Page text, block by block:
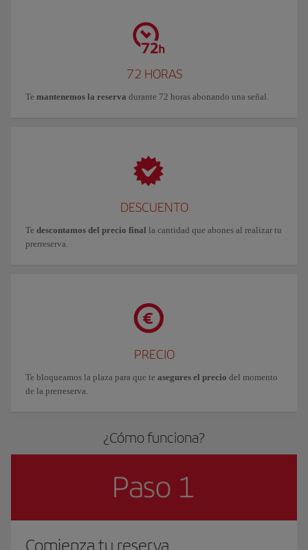
72 HORAS
Te mantenemos la reserva durante 72 horas abonando una señal.
DESCUENTO
Te descontamos del precio final la cantidad que abones al realizar tu
prerreserva.
PRECIO
Te bloqueamos la plaza para que te asegures el precio del momento
de la prerreserva.
¿Cómo funciona?
Comienza tu reserva